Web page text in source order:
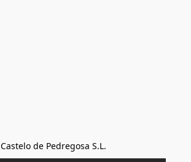
Castelo de Pedregosa S.L.